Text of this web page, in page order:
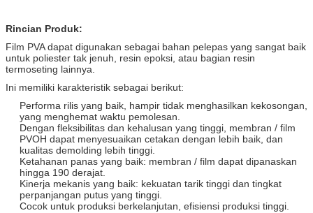
Rincian Produk:
Film PVA dapat digunakan sebagai bahan pelepas yang sangat baik
untuk poliester tak jenuh, resin epoksi, atau bagian resin
termoseting lainnya.
Ini memiliki karakteristik sebagai berikut:
Performa rilis yang baik, hampir tidak menghasilkan kekosongan,
yang menghemat waktu pemolesan.
Dengan fleksibilitas dan kehalusan yang tinggi, membran / film
PVOH dapat menyesuaikan cetakan dengan lebih baik, dan
kualitas demolding lebih tinggi.
Ketahanan panas yang baik: membran / film dapat dipanaskan
hingga 190 derajat.
Kinerja mekanis yang baik: kekuatan tarik tinggi dan tingkat
perpanjangan putus yang tinggi.
Cocok untuk produksi berkelanjutan, efisiensi produksi tinggi.